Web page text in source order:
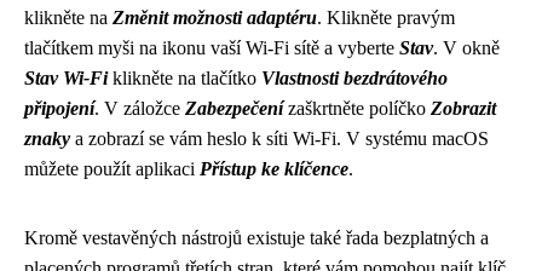
klikněte na Změnit možnosti adaptéru. Klikněte pravým
tlačítkem myši na ikonu vaší Wi-Fi sítě a vyberte Stav. V okně
Stav Wi-Fiklikněte na tlačítko Vlastnosti bezdrátového
připojení. V záložce Zabezpečenízaškrtněte políčko Zobrazit
znaky a zobrazí se vám heslo k síti Wi-Fi. V systému macOS
můžete použít aplikaci Přístup ke klíčence.
Kromě vestavěných nástrojů existuje také řada bezplatných a